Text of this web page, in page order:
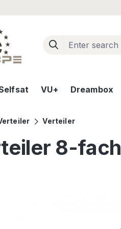
VU+ Dreambox
Verteiler
8-fach